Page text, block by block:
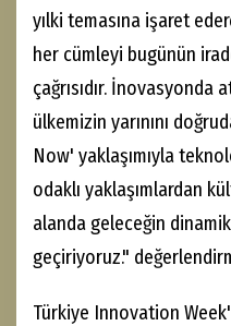
yılki temasına işaret
her cümleyi bugünün
çağrısıdır. İnovasyonda
ülkemizin yarınını
Now' yaklaşımıyla
odaklı yaklaşımlardan
alanda geleceğin
geçiriyoruz."
Türkiye Innovation